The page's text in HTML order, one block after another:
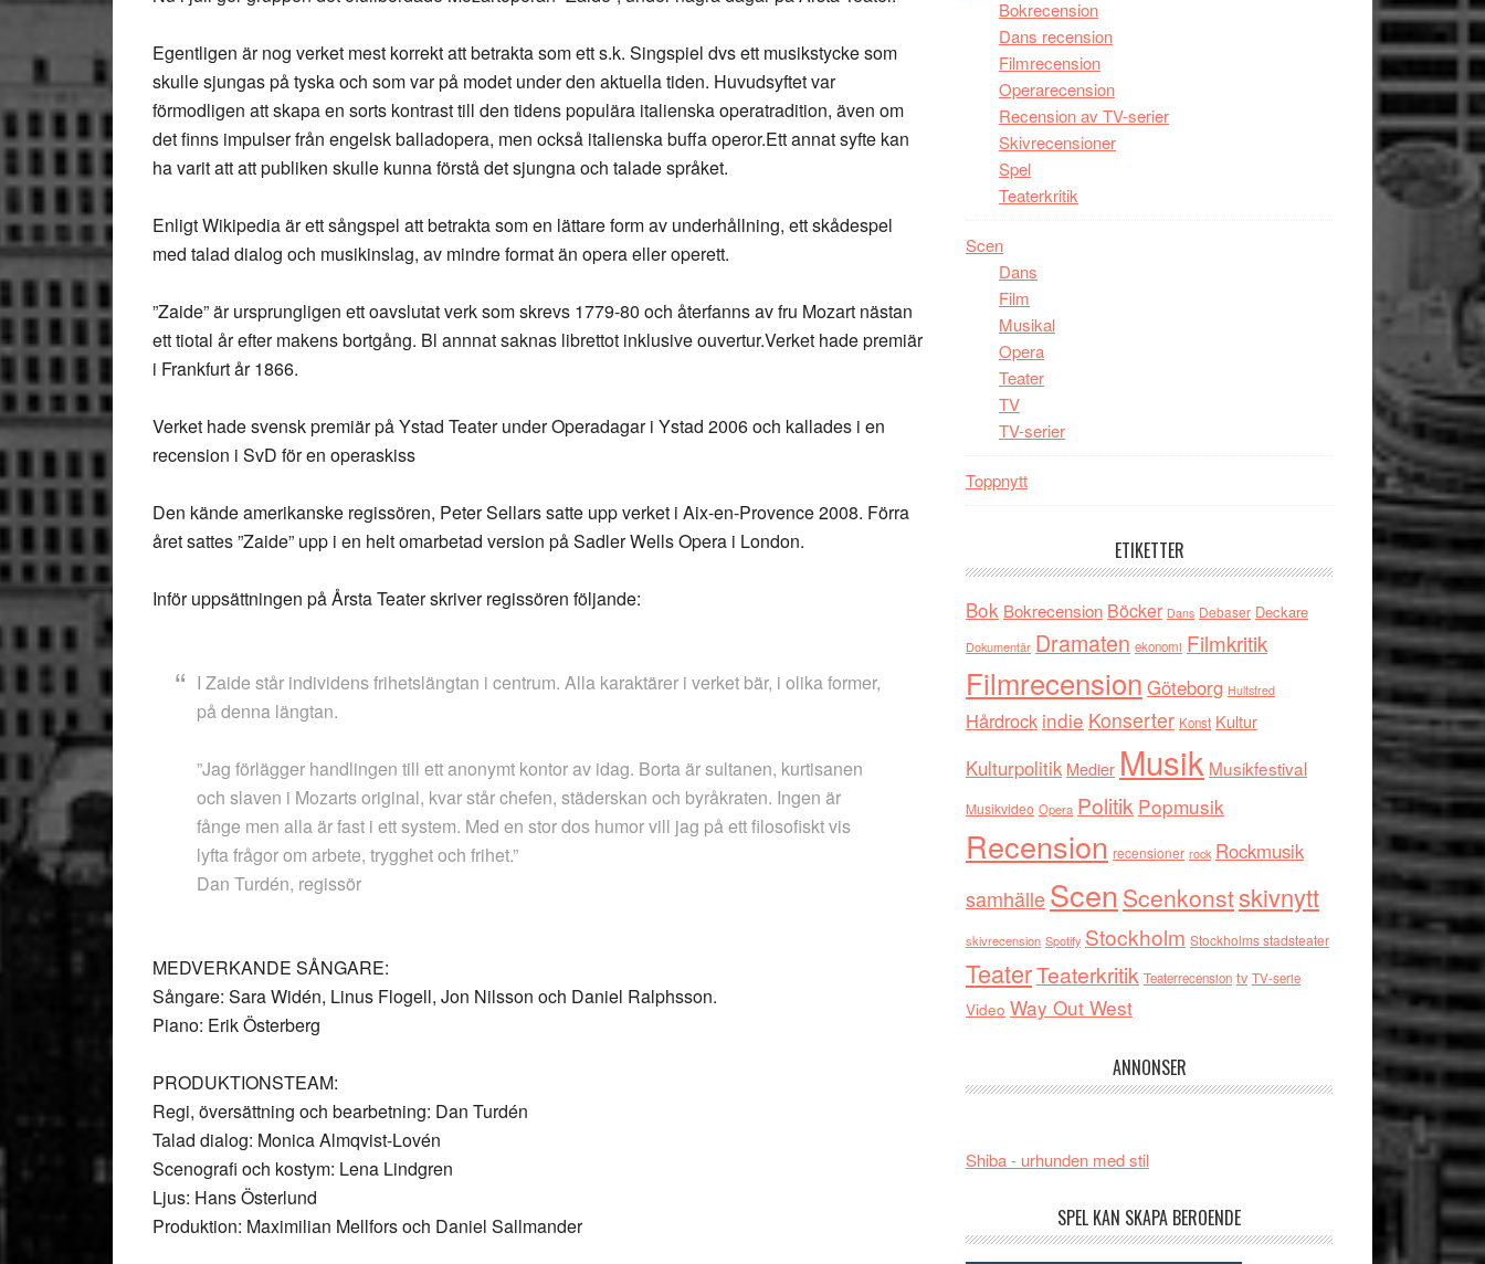
Egentligen är nog verket mest korrekt att betrakta som ett s.k. Singspiel dvs ett musikstycke som
skulle sjungas på tyska och som var på modet under den aktuella tiden. Huvudsyftet var
förmodligen att skapa en sorts kontrast till den tidens populära italienska operatradition, även om
det finns impulser från engelsk balladopera, men också italienska buffa operor.Ett annat syfte kan
ha varit att att publiken skulle kunna förstå det sjungna och talade språket.
Enligt Wikipedia är ett sångspel att betrakta som en lättare form av underhållning, ett skådespel
med talad dialog och musikinslag, av mindre format än opera eller operett.
”Zaide” är ursprungligen ett oavslutat verk som skrevs 1779-80 och återfanns av fru Mozart nästan
ett tiotal år efter makens bortgång. Bl annnat saknas librettot inklusive ouvertur.Verket hade premiär
i Frankfurt år 1866.
Verket hade svensk premiär på Ystad Teater under Operadagar i Ystad 2006 och kallades i en
recension i SvD för en operaskiss
Den kände amerikanske regissören, Peter Sellars satte upp verket i Aix-en-Provence 2008. Förra
året sattes ”Zaide” upp i en helt omarbetad version på Sadler Wells Opera i London.
Inför uppsättningen på Årsta Teater skriver regissören följande:
I Zaide står individens frihetslängtan i centrum. Alla karaktärer i verket bär, i olika former,
på denna längtan.
”Jag förlägger handlingen till ett anonymt kontor av idag. Borta är sultanen, kurtisanen
och slaven i Mozarts original, kvar står chefen, städerskan och byråkraten. Ingen är
fånge men alla är fast i ett system. Med en stor dos humor vill jag på ett filosofiskt vis
lyfta frågor om arbete, trygghet och frihet.”
Dan Turdén, regissör
MEDVERKANDE SÅNGARE:
Sångare: Sara Widén, Linus Flogell, Jon Nilsson och Daniel Ralphsson.
Piano: Erik Österberg
PRODUKTIONSTEAM:
Regi, översättning och bearbetning: Dan Turdén
Talad dialog: Monica Almqvist-Lovén
Scenografi och kostym: Lena Lindgren
Ljus: Hans Österlund
Produktion: Maximilian Mellfors och Daniel Sallmander
Bokrecension
Dans recension
Filmrecension
Operarecension
Recension av TV-serier
Skivrecensioner
Spel
Teaterkritik
Scen
Dans
Film
Musikal
Opera
Teater
TV
TV-serier
Toppnytt
ETIKETTER
Bok Bokrecension Böcker Dans Debaser Deckare
Dokumentär Dramaten ekonomi Filmkritik
Filmrecension Göteborg Hultsfred
Hårdrock indie Konserter Konst Kultur
Kulturpolitik Medier Musik Musikfestival
Musikvideo Opera Politik Popmusik
Recension recensioner rock Rockmusik
samhälleScen Scenkonstskivnytt
skivrecension Spotify Stockholm Stockholms stadsteater
TeaterTeaterkritik Teaterrecension tv TV-serie
Video Way Out West
ANNONSER
Shiba - urhunden med stil
SPEL KAN SKAPA BEROENDE